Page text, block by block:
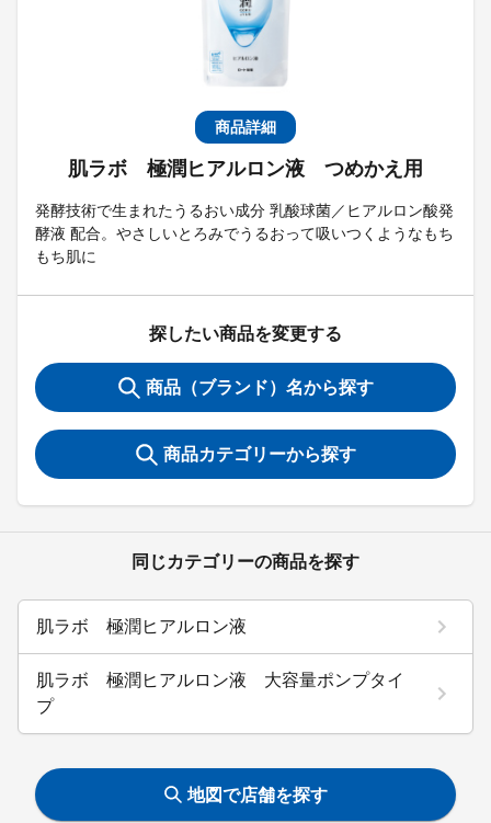
商品詳細
肌ラボ 極潤ヒアルロン液 つめかえ用
発酵技術で生まれたうるおい成分 乳酸球菌／ヒアルロン酸発
酵液 配合。やさしいとろみでうるおって吸いつくようなもち
もち肌に
探したい商品を変更する
商品（ブランド）名から探す
商品カテゴリーから探す
同じカテゴリーの商品を探す
肌ラボ 極潤ヒアルロン液
肌ラボ 極潤ヒアルロン液 大容量ポンプタイ
プ
地図で店舗を探す